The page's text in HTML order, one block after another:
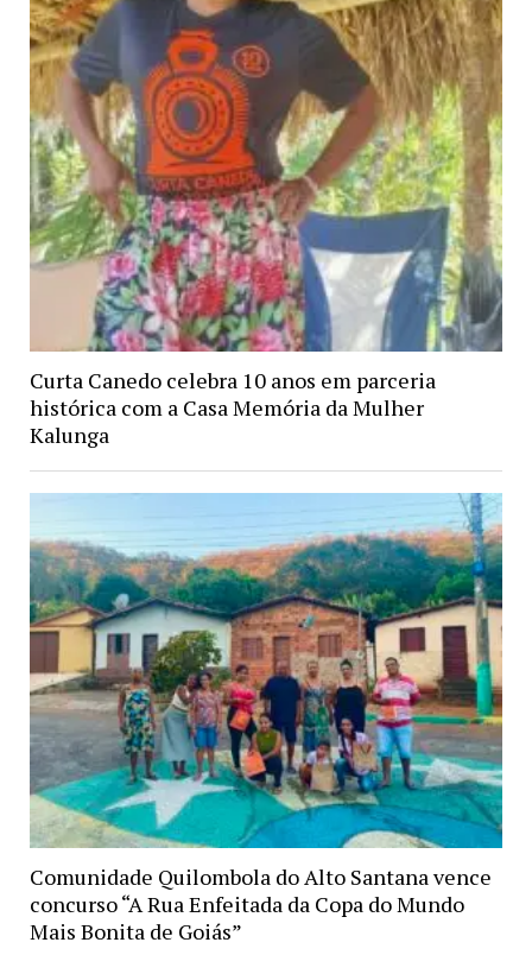
Curta Canedo celebra 10 anos em parceria
histórica com a Casa Memória da Mulher
Kalunga
Comunidade Quilombola do Alto Santana vence
concurso “A Rua Enfeitada da Copa do Mundo
Mais Bonita de Goiás”